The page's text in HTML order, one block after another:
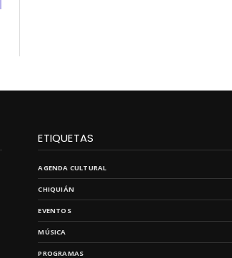
ETIQUETAS
AGENDA CULTURAL
CHIQUIÁN
EVENTOS
MÚSICA
PROGRAMAS